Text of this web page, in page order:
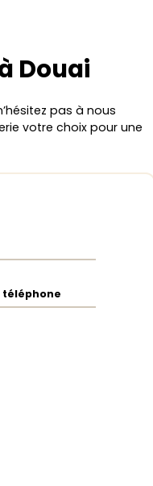
Douai
pas à nous
votre choix pour une
téléphone